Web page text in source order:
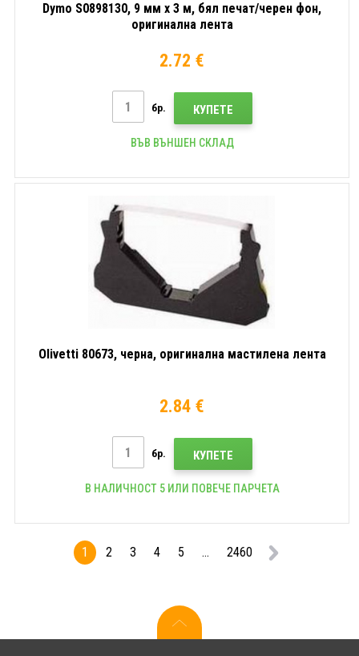
Dymo S0898130, 9 мм x 3 м, бял печат/черен фон,
оригинална лента
2.72 €
бр. КУПЕТЕ
ВЪВ ВЪНШЕН СКЛАД
Olivetti 80673, черна, оригинална мастилена лента
2.84 €
бр. КУПЕТЕ
В НАЛИЧНОСТ 5 ИЛИ ПОВЕЧЕ ПАРЧЕТА
1 2 3 4 5 ... 2460